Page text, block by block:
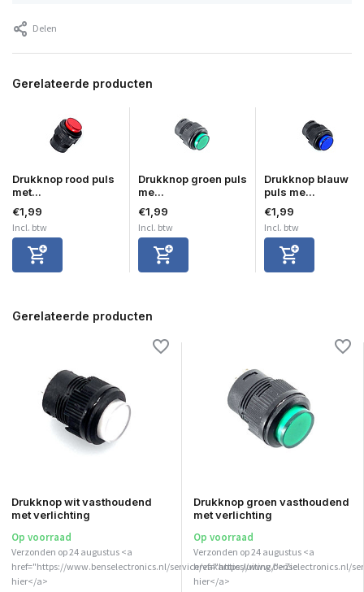
Delen
Gerelateerde producten
Drukknop rood puls
met...
€1,99
Incl. btw
Drukknop groen puls
me...
€1,99
Incl. btw
Drukknop blauw
puls me...
€1,99
Incl. btw
Gerelateerde producten
Drukknop wit vasthoudend
met verlichting
Op voorraad
Verzonden op 24 augustus <a
href="https://www.benselectronics.nl/service/vakantiesluiting/">Zie
hier</a>
Drukknop groen vasthoudend
met verlichting
Op voorraad
Verzonden op 24 augustus <a
href="https://www.benselectronics.nl/
hier</a>